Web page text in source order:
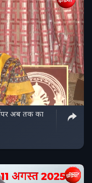
पर अब तक का